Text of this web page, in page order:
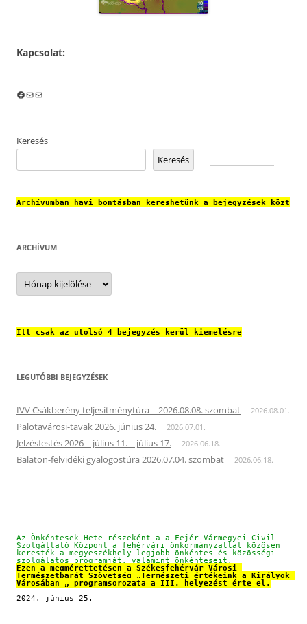
Kapcsolat:
Facebook
Mail
Mail
Keresés
Keresés
Archívumban havi bontásban kereshetünk a bejegyzések közt
ARCHÍVUM
Archívum
Itt csak az utolsó 4 bejegyzés kerül kiemelésre
LEGUTÓBBI BEJEGYZÉSEK
IVV Csákberény teljesítménytúra – 2026.08.08. szombat 2026.08.01.
Palotavárosi-tavak 2026. június 24. 2026.07.01.
Jelzésfestés 2026 – július 11. – július 17. 2026.06.18.
Balaton-felvidéki gyalogostúra 2026.07.04. szombat 2026.06.18.
Az Önkéntesek Hete részeként a a Fejér Vármegyei Civil
Szolgáltató Központ a fehérvári önkormányzattal közösen
keresték a megyeszékhely legjobb önkéntes és közösségi
szolgálatos programját, valamint önkénteseit.
Ezen a megmérettetésen a Székesfehérvár Városi
Természetbarát Szövetség „Természeti értékeink a Királyok
Városában „ programsorozata a III. helyezést érte el.
2024. június 25.